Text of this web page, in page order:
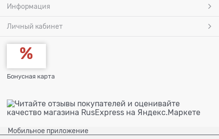
Информация
Личный кабинет
Бонусная карта
Мобильное приложение